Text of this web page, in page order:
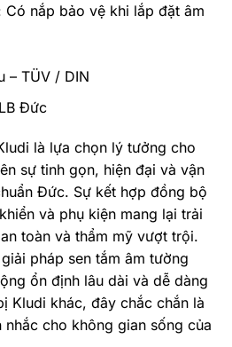
Có nắp bảo vệ khi lắp đặt âm
– TÜV / DIN
Đức
là lựa chọn lý tưởng cho
sự tinh gọn, hiện đại và vận
Đức. Sự kết hợp đồng bộ
và phụ kiện mang lại trải
toàn và thẩm mỹ vượt trội.
pháp sen tắm âm tường
ổn định lâu dài và dễ dàng
Kludi khác, đây chắc chắn là
nhắc cho không gian sống của